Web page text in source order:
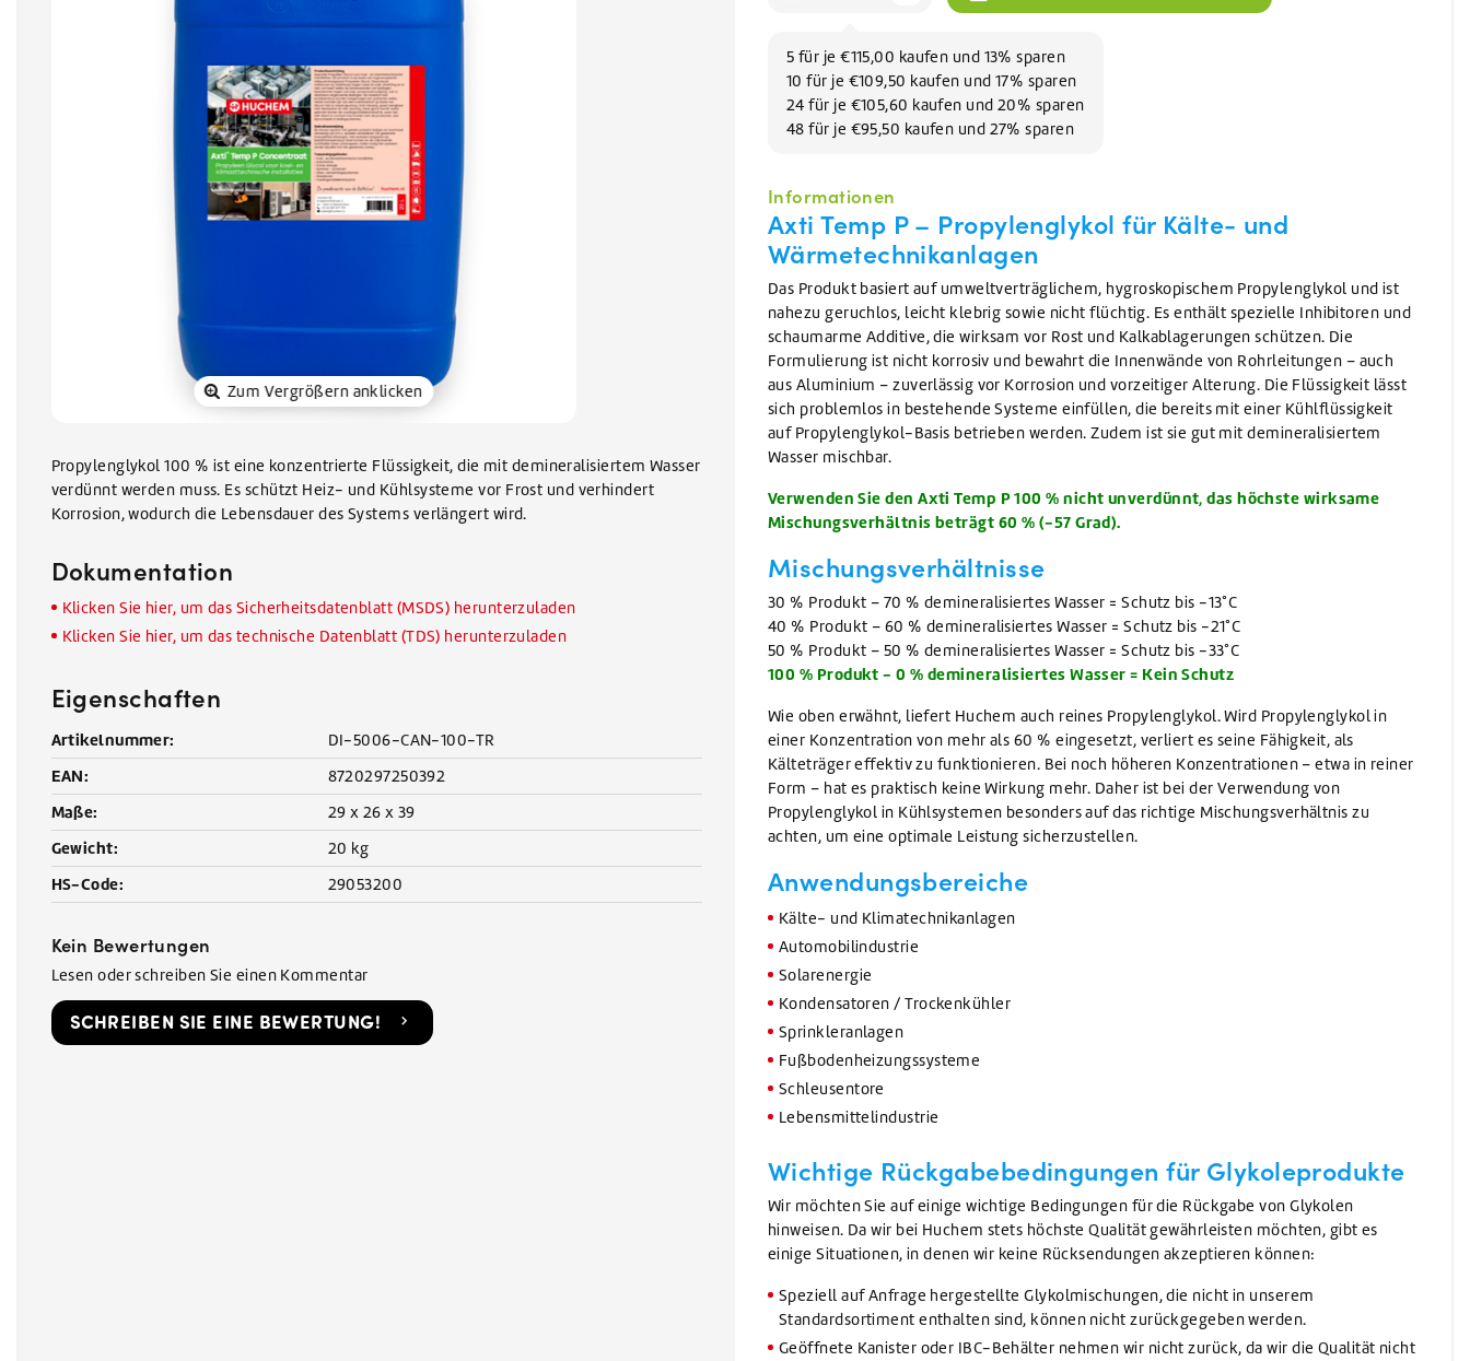
Sonnenkollektoren reinigen
Geschirrreiniger Waschen
VIEW ALL REINIGUNGSMITTEL
Zum Vergrößern anklicken
Propylenglykol 100 % ist eine konzentrierte Flüssigkeit, die mit demineralisiertem Wasser
verdünnt werden muss. Es schützt Heiz- und Kühlsysteme vor Frost und verhindert
Korrosion, wodurch die Lebensdauer des Systems verlängert wird.
Dokumentation
Klicken Sie hier, um das Sicherheitsdatenblatt (MSDS) herunterzuladen
Klicken Sie hier, um das technische Datenblatt (TDS) herunterzuladen
Eigenschaften
Artikelnummer: DI-5006-CAN-100-TR
EAN: 8720297250392
Maße: 29 x 26 x 39
Gewicht: 20 kg
HS-Code: 29053200
Kein Bewertungen
Lesen oder schreiben Sie einen Kommentar
SCHREIBEN SIE EINE BEWERTUNG!
5 für je €115,00 kaufen und 13% sparen
10 für je €109,50 kaufen und 17% sparen
24 für je €105,60 kaufen und 20% sparen
48 für je €95,50 kaufen und 27% sparen
Informationen
Axti Temp P – Propylenglykol für Kälte- und
Wärmetechnikanlagen
Das Produkt basiert auf umweltverträglichem, hygroskopischem Propylenglykol und ist
nahezu geruchlos, leicht klebrig sowie nicht flüchtig. Es enthält spezielle Inhibitoren und
schaumarme Additive, die wirksam vor Rost und Kalkablagerungen schützen. Die
Formulierung ist nicht korrosiv und bewahrt die Innenwände von Rohrleitungen – auch
aus Aluminium – zuverlässig vor Korrosion und vorzeitiger Alterung. Die Flüssigkeit lässt
sich problemlos in bestehende Systeme einfüllen, die bereits mit einer Kühlflüssigkeit
auf Propylenglykol-Basis betrieben werden. Zudem ist sie gut mit demineralisiertem
Wasser mischbar.
Verwenden Sie den Axti Temp P 100 % nicht unverdünnt, das höchste wirksame
Mischungsverhältnis beträgt 60 % (-57 Grad).
Mischungsverhältnisse
30 % Produkt – 70 % demineralisiertes Wasser = Schutz bis -13°C
40 % Produkt – 60 % demineralisiertes Wasser = Schutz bis -21°C
50 % Produkt – 50 % demineralisiertes Wasser = Schutz bis -33°C
100 % Produkt - 0 % demineralisiertes Wasser = Kein Schutz
Wie oben erwähnt, liefert Huchem auch reines Propylenglykol. Wird Propylenglykol in
einer Konzentration von mehr als 60 % eingesetzt, verliert es seine Fähigkeit, als
Kälteträger effektiv zu funktionieren. Bei noch höheren Konzentrationen – etwa in reiner
Form – hat es praktisch keine Wirkung mehr. Daher ist bei der Verwendung von
Propylenglykol in Kühlsystemen besonders auf das richtige Mischungsverhältnis zu
achten, um eine optimale Leistung sicherzustellen.
Anwendungsbereiche
Kälte- und Klimatechnikanlagen
Automobilindustrie
Solarenergie
Kondensatoren / Trockenkühler
Sprinkleranlagen
Fußbodenheizungssysteme
Schleusentore
Lebensmittelindustrie
Wichtige Rückgabebedingungen für Glykoleprodukte
Wir möchten Sie auf einige wichtige Bedingungen für die Rückgabe von Glykolen
hinweisen. Da wir bei Huchem stets höchste Qualität gewährleisten möchten, gibt es
einige Situationen, in denen wir keine Rücksendungen akzeptieren können:
Speziell auf Anfrage hergestellte Glykolmischungen, die nicht in unserem
Standardsortiment enthalten sind, können nicht zurückgegeben werden.
Geöffnete Kanister oder IBC-Behälter nehmen wir nicht zurück, da wir die Qualität nicht